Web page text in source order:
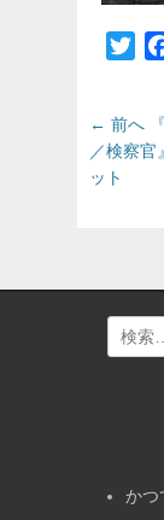
投
稿
ナ
ン
← 前へ
前
の
／検察官
ット
索:
かつ